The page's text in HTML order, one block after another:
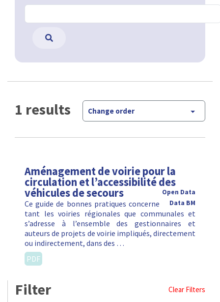
1 results Change order
Aménagement de voirie pour la
circulation et l’accessibilité des
véhicules de secours
Open Data
Data BM
Ce guide de bonnes pratiques concerne
tant les voiries régionales que communales et
s’adresse à l’ensemble des gestionnaires et
auteurs de projets de voirie impliqués, directement
ou indirectement, dans des …
PDF
Filter Clear Filters